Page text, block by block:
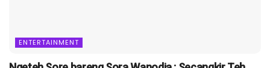
ENTERTAINMENT